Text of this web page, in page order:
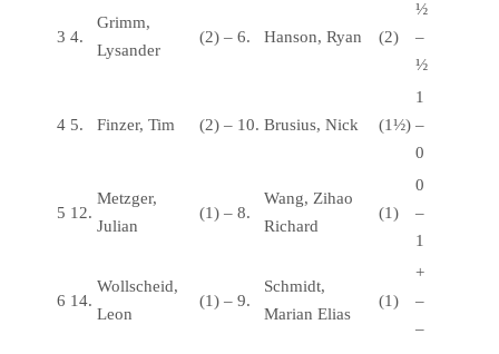
3 4.
Grimm,
Lysander
(2) – 6. Hanson, Ryan (2)
½
–
½
4 5. Finzer, Tim (2) – 10. Brusius, Nick (1½)
1
–
0
5 12.
Metzger,
Julian
(1) – 8.
Wang, Zihao
Richard
(1)
0
–
1
6 14.
Wollscheid,
Leon
(1) – 9.
Schmidt,
Marian Elias
(1)
+
–
–